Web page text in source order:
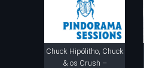
Chuck Hipólitho, Chuck
& os Crush –